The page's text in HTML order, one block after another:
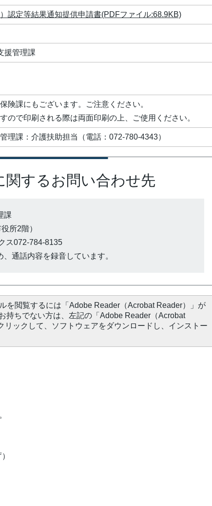
認定等結果通知提供申請書(PDFファイル:68.9KB)
援管理課
険課にもございます。ご注意ください。
ので印刷される際は両面印刷の上、ご使用ください。
理課：介護扶助担当（電話：072-780-4343）
関するお問い合わせ先
課
所2階）
ス072-784-8135
通話内容を録音しています。
を閲覧するには「Adobe Reader（Acrobat Reader）」が
持ちでない方は、左記の「Adobe Reader（Acrobat
リックして、ソフトウェアをダウンロードし、インストー